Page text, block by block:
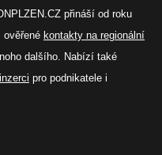
přináší od roku
ověřené kontakty na regionální
dalšího. Nabízí také
pro podnikatele i